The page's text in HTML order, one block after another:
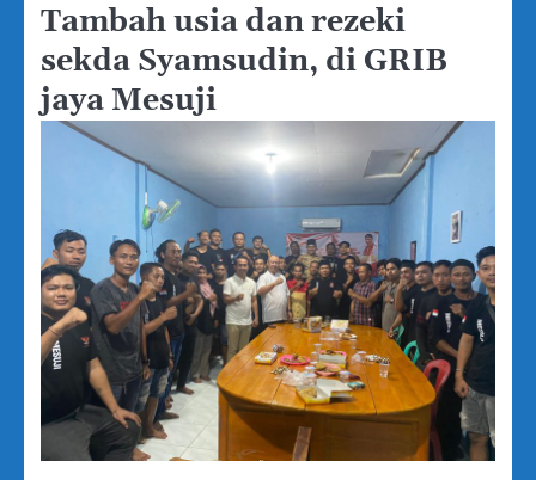
Tambah usia dan rezeki
sekda Syamsudin, di GRIB
jaya Mesuji